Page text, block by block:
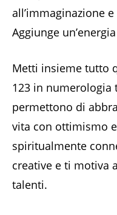
all’immaginazione e
Aggiunge
Metti insieme tutto
123 in numerologia
permettono di
vita con ottimismo
spiritualmente
creative e ti motiva
talenti.